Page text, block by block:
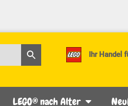
Ihr Handel
LEGO® nach Alter